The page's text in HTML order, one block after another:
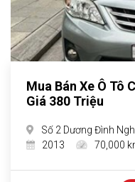
Mua Bán Xe Ô Tô
Giá 380 Triệu
Số 2 Dương Đình
2013
70,000